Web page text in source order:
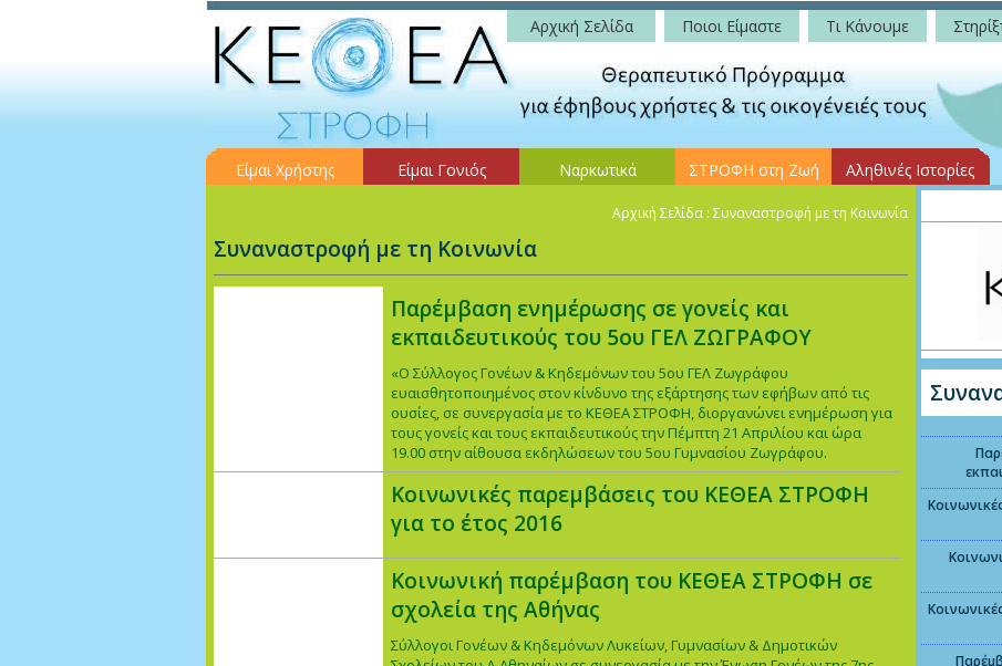
Αρχική Σελίδα Ποιοι Είμαστε Τι Κάνουμε
Είμαι Χρήστης Είμαι Γονιός Ναρκωτικά ΣΤΡΟΦΗ στη Ζωή Αληθινές Ιστορίες
Αρχική Σελίδα : Συναναστροφή με τη Κοινωνία
Συναναστροφή με τη Κοινωνία
Παρέμβαση ενημέρωσης σε γονείς και
εκπαιδευτικούς του 5ου ΓΕΛ ΖΩΓΡΑΦΟΥ
«Ο Σύλλογος Γονέων & Κηδεμόνων του 5ου ΓΕΛ Ζωγράφου
ευαισθητοποιημένος στον κίνδυνο της εξάρτησης των εφήβων από τις
ουσίες, σε συνεργασία με το ΚΕΘΕΑ ΣΤΡΟΦΗ, διοργανώνει ενημέρωση για
τους γονείς και τους εκπαιδευτικούς την Πέμπτη 21 Απριλίου και ώρα
19.00 στην αίθουσα εκδηλώσεων του 5ου Γυμνασίου Ζωγράφου.
Κοινωνικές παρεμβάσεις του ΚΕΘΕΑ ΣΤΡΟΦΗ
για το έτος 2016
Κοινωνική παρέμβαση του ΚΕΘΕΑ ΣΤΡΟΦΗ σε
σχολεία της Αθήνας
Σύλλογοι Γονέων & Κηδεμόνων Λυκείων, Γυμνασίων & Δημοτικών